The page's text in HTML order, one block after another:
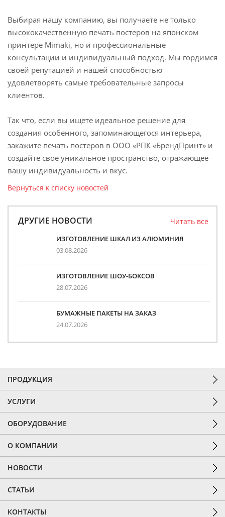
Выбирая нашу компанию, вы получаете не только
высококачественную печать постеров на японском
принтере Mimaki, но и профессиональные
консультации и индивидуальный подход. Мы гордимся
своей репутацией и нашей способностью
удовлетворять самые требовательные запросы
клиентов.
Так что, если вы ищете идеальное решение для
создания особенного, запоминающегося интерьера,
закажите печать постеров в ООО «РПК «БрендПринт» и
создайте свое уникальное пространство, отражающее
вашу индивидуальность и вкус.
Вернуться к списку новостей
ДРУГИЕ НОВОСТИ Читать все
ИЗГОТОВЛЕНИЕ ШКАЛ ИЗ АЛЮМИНИЯ
03.08.2026
ИЗГОТОВЛЕНИЕ ШОУ-БОКСОВ
28.07.2026
БУМАЖНЫЕ ПАКЕТЫ НА ЗАКАЗ
24.07.2026
ПРОДУКЦИЯ
УСЛУГИ
ОБОРУДОВАНИЕ
О КОМПАНИИ
НОВОСТИ
СТАТЬИ
КОНТАКТЫ